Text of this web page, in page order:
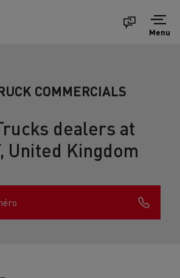
Menu
COMMERCIALS
dealers at
United Kingdom